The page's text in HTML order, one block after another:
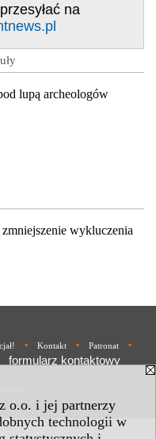
o.o. i jej partnerzy
technologii w
na
lupą archeologów
wykluczenia
• Kontakt • Patronat •
formularz kontaktowy